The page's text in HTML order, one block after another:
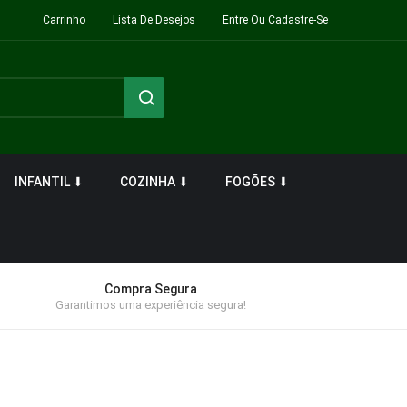
Carrinho Lista De Desejos Entre Ou Cadastre-Se
INFANTIL ⬇ COZINHA ⬇ FOGÕES ⬇
Compra Segura
Garantimos uma experiência segura!